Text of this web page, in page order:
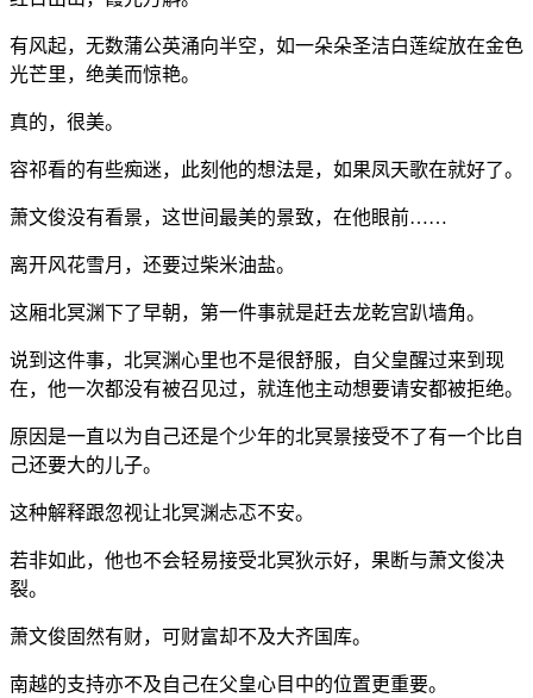
有风起，无数蒲公英涌向半空，如一朵朵圣洁白莲绽放在金色
光芒里，绝美而惊艳。
真的，很美。
容祁看的有些痴迷，此刻他的想法是，如果凤天歌在就好了。
萧文俊没有看景，这世间最美的景致，在他眼前……
离开风花雪月，还要过柴米油盐。
这厢北冥渊下了早朝，第一件事就是赶去龙乾宫趴墙角。
说到这件事，北冥渊心里也不是很舒服，自父皇醒过来到现
在，他一次都没有被召见过，就连他主动想要请安都被拒绝。
原因是一直以为自己还是个少年的北冥景接受不了有一个比自
己还要大的儿子。
这种解释跟忽视让北冥渊忐忑不安。
若非如此，他也不会轻易接受北冥狄示好，果断与萧文俊决
裂。
萧文俊固然有财，可财富却不及大齐国库。
南越的支持亦不及自己在父皇心目中的位置更重要。